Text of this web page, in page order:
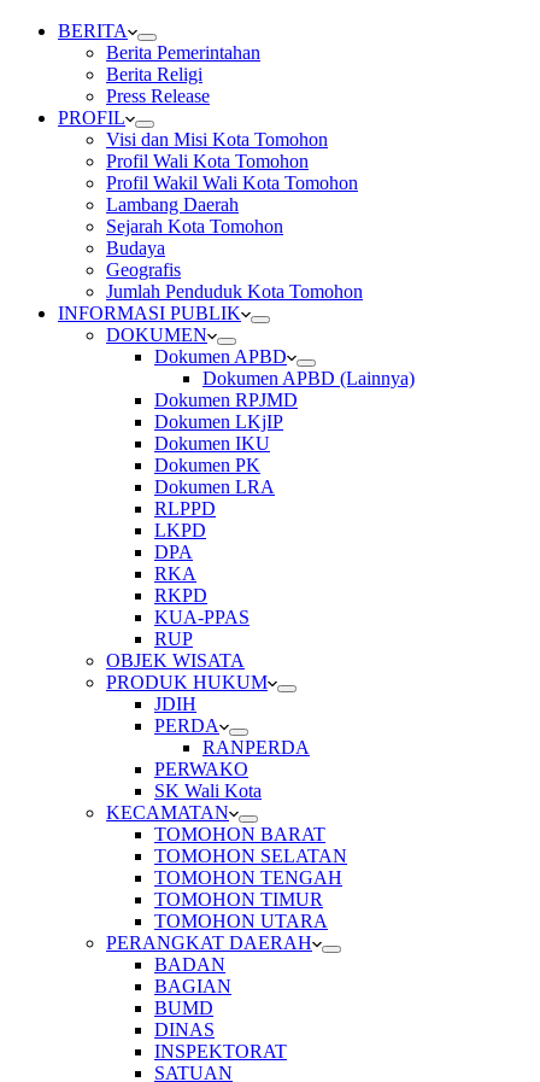
BERITA
Berita Pemerintahan
Berita Religi
Press Release
PROFIL
Visi dan Misi Kota Tomohon
Profil Wali Kota Tomohon
Profil Wakil Wali Kota Tomohon
Lambang Daerah
Sejarah Kota Tomohon
Budaya
Geografis
Jumlah Penduduk Kota Tomohon
INFORMASI PUBLIK
DOKUMEN
Dokumen APBD
Dokumen APBD (Lainnya)
Dokumen RPJMD
Dokumen LKjIP
Dokumen IKU
Dokumen PK
Dokumen LRA
RLPPD
LKPD
DPA
RKA
RKPD
KUA-PPAS
RUP
OBJEK WISATA
PRODUK HUKUM
JDIH
PERDA
RANPERDA
PERWAKO
SK Wali Kota
KECAMATAN
TOMOHON BARAT
TOMOHON SELATAN
TOMOHON TENGAH
TOMOHON TIMUR
TOMOHON UTARA
PERANGKAT DAERAH
BADAN
BAGIAN
BUMD
DINAS
INSPEKTORAT
SATUAN